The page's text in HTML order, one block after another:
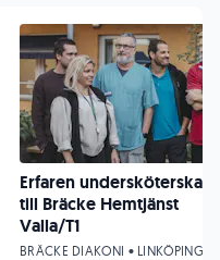
Erfaren undersköterska
till Bräcke Hemtjänst
Valla/T1
BRÄCKE DIAKONI • LINKÖPING